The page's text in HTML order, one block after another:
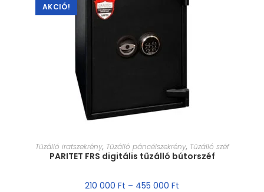
AKCIÓ!
MÉRET VÁLASZTÁSA
Tűzálló iratszekrény, Tűzálló páncélszekrény, Tűzálló széf
PARITET FRS digitális tűzálló bútorszéf
210 000 Ft – 455 000 Ft